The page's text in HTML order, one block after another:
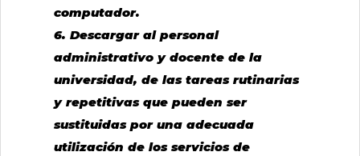
computador.
6. Descargar al personal
administrativo y docente de la
universidad, de las tareas rutinarias
y repetitivas que pueden ser
sustituidas por una adecuada
utilización de los servicios de